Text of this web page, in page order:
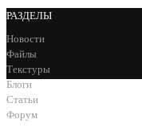
РАЗДЕЛЫ
Новости
Файлы
Текстуры
Блоги
Статьи
Форум